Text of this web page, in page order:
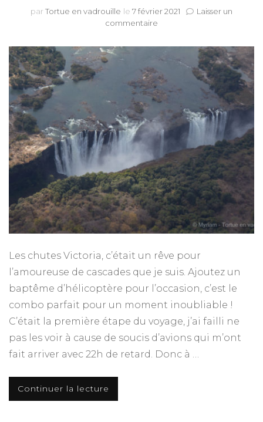
par Tortue en vadrouille le 7 février 2021
Laisser un
commentaire
chutes
Victoria,
d’en
haut
Les chutes Victoria, c’était un rêve pour
l’amoureuse de cascades que je suis. Ajoutez un
baptême d’hélicoptère pour l’occasion, c’est le
combo parfait pour un moment inoubliable !
C’était la première étape du voyage, j’ai failli ne
pas les voir à cause de soucis d’avions qui m’ont
fait arriver avec 22h de retard. Donc à …
Continuer la lecture